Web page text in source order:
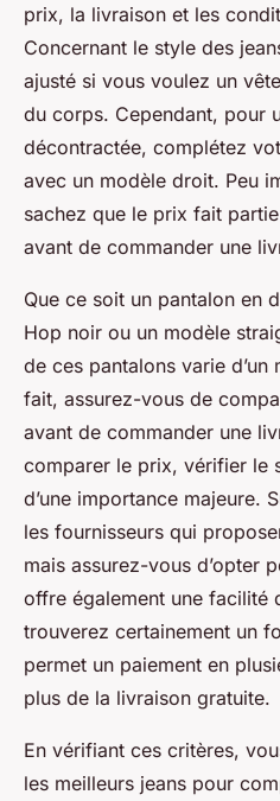
prix, la livraison et les
Concernant le style des
ajusté si vous voulez un
du corps. Cependant, pour
décontractée, complétez
avec un modèle droit. Peu
sachez que le prix fait
avant de commander une
Que ce soit un pantalon en
Hop noir ou un modèle
de ces pantalons varie
fait, assurez-vous de
avant de commander une
comparer le prix, vérifier le
d’une importance majeure.
les fournisseurs qui
mais assurez-vous d’opter
offre également une facilité
trouverez certainement un
permet un paiement en
plus de la livraison gratuite.
En vérifiant ces critères,
les meilleurs jeans pour